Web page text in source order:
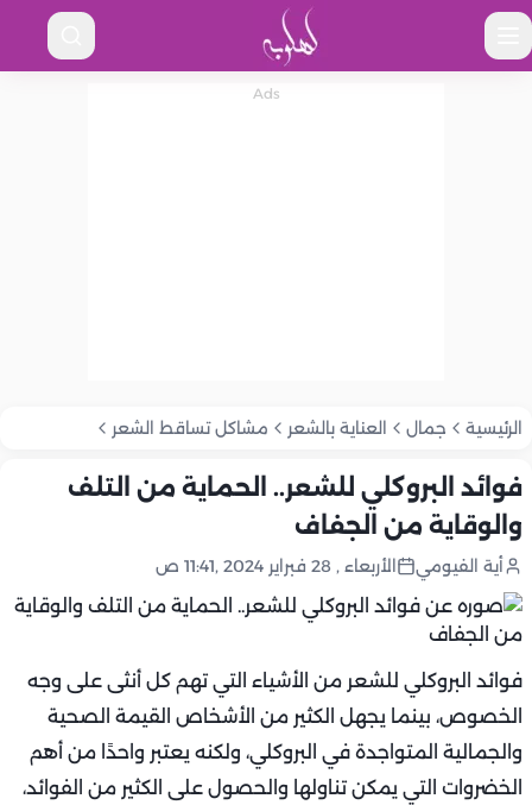
الرئيسية جمال العناية بالشعر مشاكل تساقط الشعر
فوائد البروكلي للشعر.. الحماية من التلف
والوقاية من الجفاف
أية الفيومي الأربعاء , 28 فبراير 2024 ,11:41 ص
فوائد البروكلي للشعر من الأشياء التي تهم كل أنثى على وجه
الخصوص، بينما يجهل الكثير من الأشخاص القيمة الصحية
والجمالية المتواجدة في البروكلي، ولكنه يعتبر واحدًا من أهم
الخضروات التي يمكن تناولها والحصول على الكثير من الفوائد،